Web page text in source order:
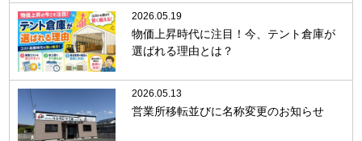
2026.05.19
物価上昇時代に注目！今、テント倉庫が
選ばれる理由とは？
2026.05.13
営業所移転並びに名称変更のお知らせ